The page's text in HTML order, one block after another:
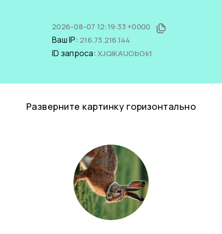
2026-08-07 12:19:33 +0000
Ваш IP: 216.73.216.144
ID запроса: XJQIKAUObGk1
Разверните картинку горизонтально